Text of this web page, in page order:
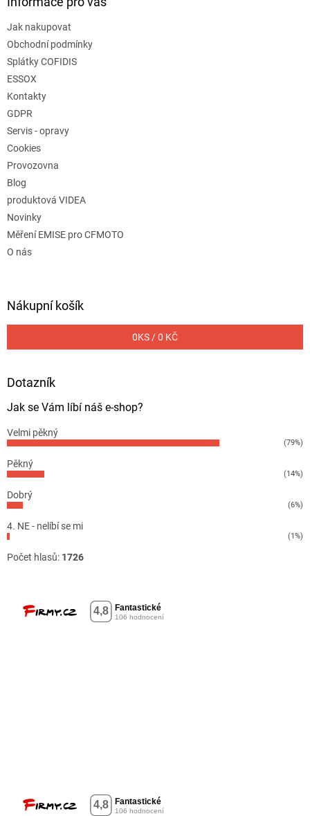
Jak nakupovat
Obchodní podmínky
Splátky COFIDIS
ESSOX
Kontakty
GDPR
Servis - opravy
Cookies
Provozovna
Blog
produktová VIDEA
Novinky
Měření EMISE pro CFMOTO
O nás
Nákupní košík
0KS /0 KČ
Dotazník
Jak se Vám líbí náš e-shop?
Velmi pěkný
(79%)
Pěkný
(14%)
Dobrý
(6%)
4. NE - nelíbí se mi
(1%)
Počet hlasů: 1726